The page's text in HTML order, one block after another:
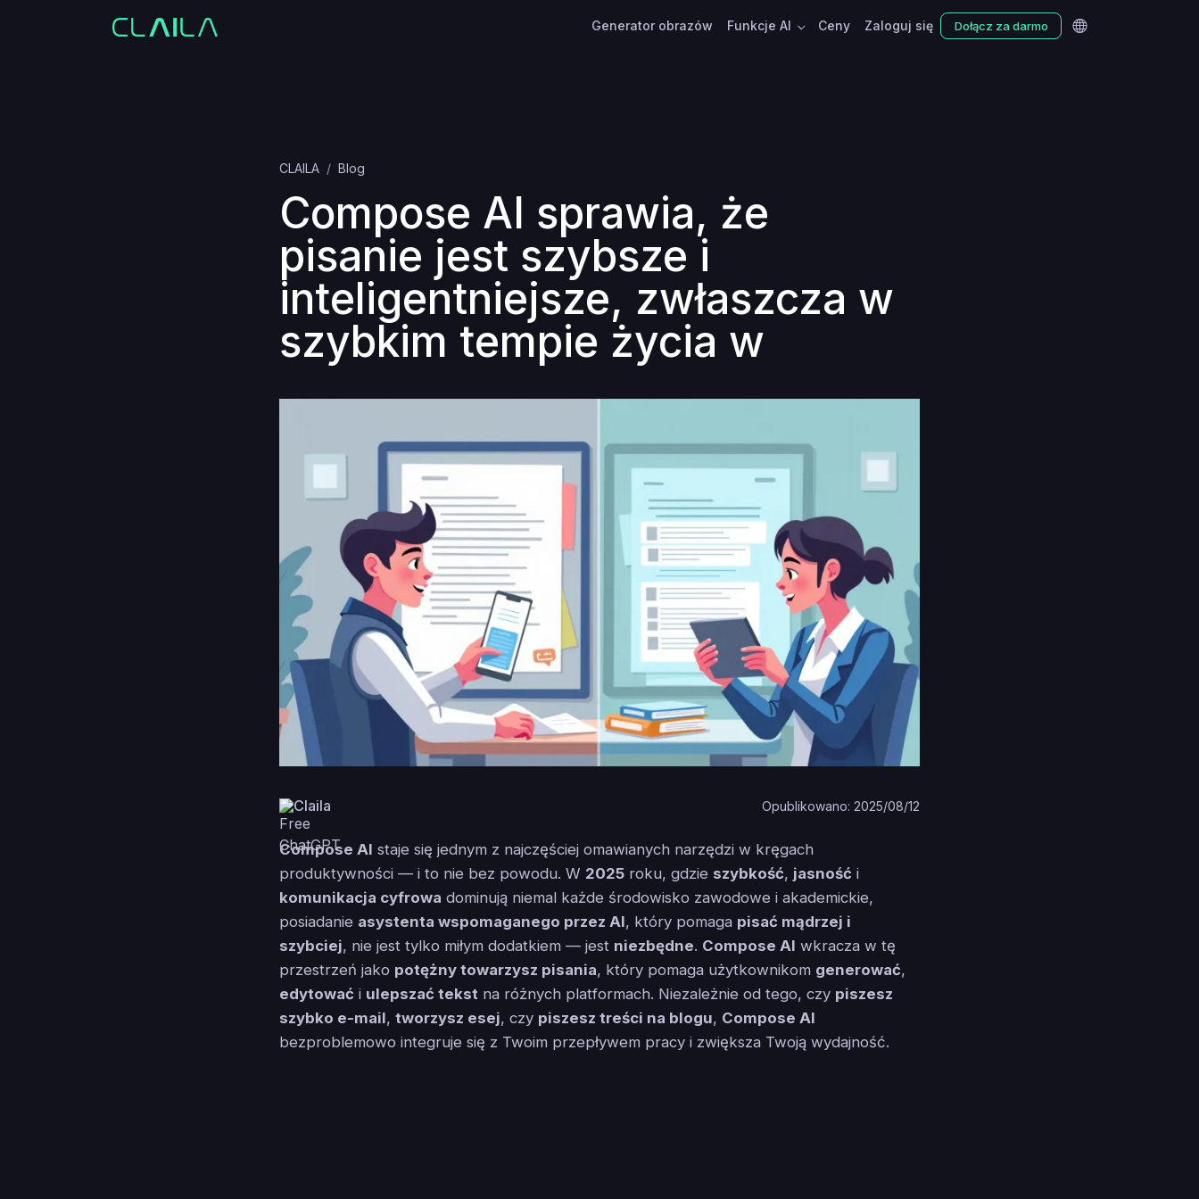
Generator obrazów Funkcje AI Ceny Zaloguj się Dołącz za darmo
CLAILA Blog
Compose AI sprawia, że
pisanie jest szybsze i
inteligentniejsze, zwłaszcza w
szybkim tempie życia w
Claila Opublikowano: 2025/08/12
Compose AI staje się jednym z najczęściej omawianych narzędzi w kręgach
produktywności — i to nie bez powodu. W 2025 roku, gdzie szybkość, jasność i
komunikacja cyfrowa dominują niemal każde środowisko zawodowe i akademickie,
posiadanie asystenta wspomaganego przez AI, który pomaga pisać mądrzej i
szybciej, nie jest tylko miłym dodatkiem — jest niezbędne. Compose AI wkracza w tę
przestrzeń jako potężny towarzysz pisania, który pomaga użytkownikom generować,
edytować i ulepszać tekst na różnych platformach. Niezależnie od tego, czy piszesz
szybko e-mail,tworzysz esej, czy piszesz treści na blogu, Compose AI
bezproblemowo integruje się z Twoim przepływem pracy i zwiększa Twoją wydajność.